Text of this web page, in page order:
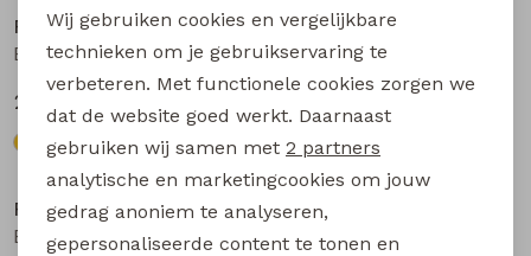
Ravagio
Bogan W20218 jongens sweatshirt Grijs
22,99
Ravagio
Ravagio
Bogan W20218 jongens sweatshirt Kobalt
Ravagio
Analytische cookies
Marketing cookies
Wij gebruiken cookies en vergelijkbare
technieken om je gebruikservaring te
verbeteren. Met functionele cookies zorgen we
dat de website goed werkt. Daarnaast
gebruiken wij samen met 2 partners
analytische en marketingcookies om jouw
gedrag anoniem te analyseren,
gepersonaliseerde content te tonen en